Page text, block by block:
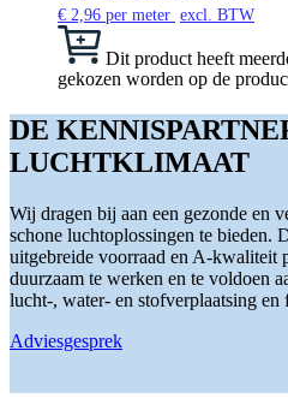
€ 2,96 per meter excl. BTW
Dit product heeft
gekozen worden op de
DE
LUCHTKLIMAAT
Wij dragen bij aan een gezonde en
schone luchtoplossingen te bieden.
uitgebreide voorraad en A-kwaliteit
duurzaam te werken en te voldoen
lucht-, water- en stofverplaatsing en
Adviesgesprek